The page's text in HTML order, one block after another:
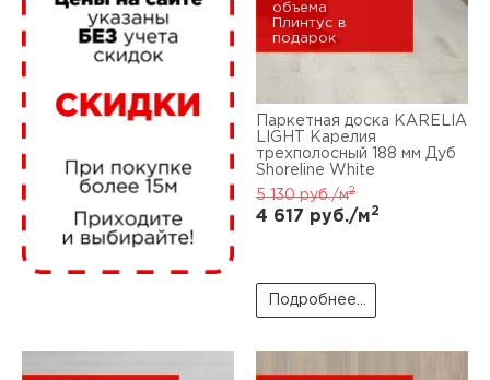
объема
Плинтус в
подарок
Паркетная доска KARELIA
LIGHT Карелия
трехполосный 188 мм Дуб
Shoreline White
5 130руб./м2
4 617 руб./м2
Подробнее...